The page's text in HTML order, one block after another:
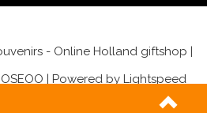
- Online Holland giftshop |
| Powered by Lightspeed